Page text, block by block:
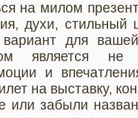
на милом
духи, стильный
для
является
и
на выставку,
или забыли